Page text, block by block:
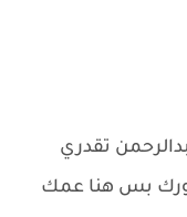
تقدري
بس هنا عمك